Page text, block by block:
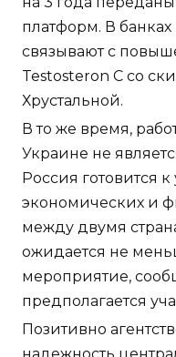
платформ. В
связывают с
Testosteron C со
Хрустальной.
В то же время,
Украине не
Россия готовится
экономических и
между двумя
ожидается не
мероприятие,
предполагается
Позитивно